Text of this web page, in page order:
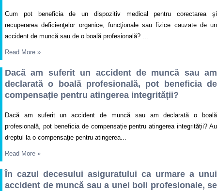
Cum pot beneficia de un dispozitiv medical pentru corectarea şi
recuperarea deficienţelor organice, funcţionale sau fizice cauzate de un
accident de muncă sau de o boală profesională? ...
Read More »
Dacă am suferit un accident de muncă sau am
declarată o boală profesională, pot beneficia de
compensație pentru atingerea integrității?
Dacă am suferit un accident de muncă sau am declarată o boală
profesională, pot beneficia de compensație pentru atingerea integrității? Au
dreptul la o compensaţie pentru atingerea...
Read More »
În cazul decesului asiguratului ca urmare a unui
accident de muncă sau a unei boli profesionale, se